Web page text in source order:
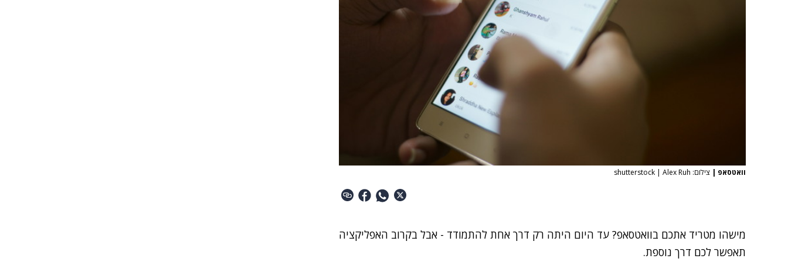
וואטסאפ | צילום: shutterstock | Alex Ruh
מישהו מטריד אתכם בוואטסאפ? עד היום היתה רק דרך אחת להתמודד - אבל בקרוב האפליקציה
תאפשר לכם דרך נוספת.